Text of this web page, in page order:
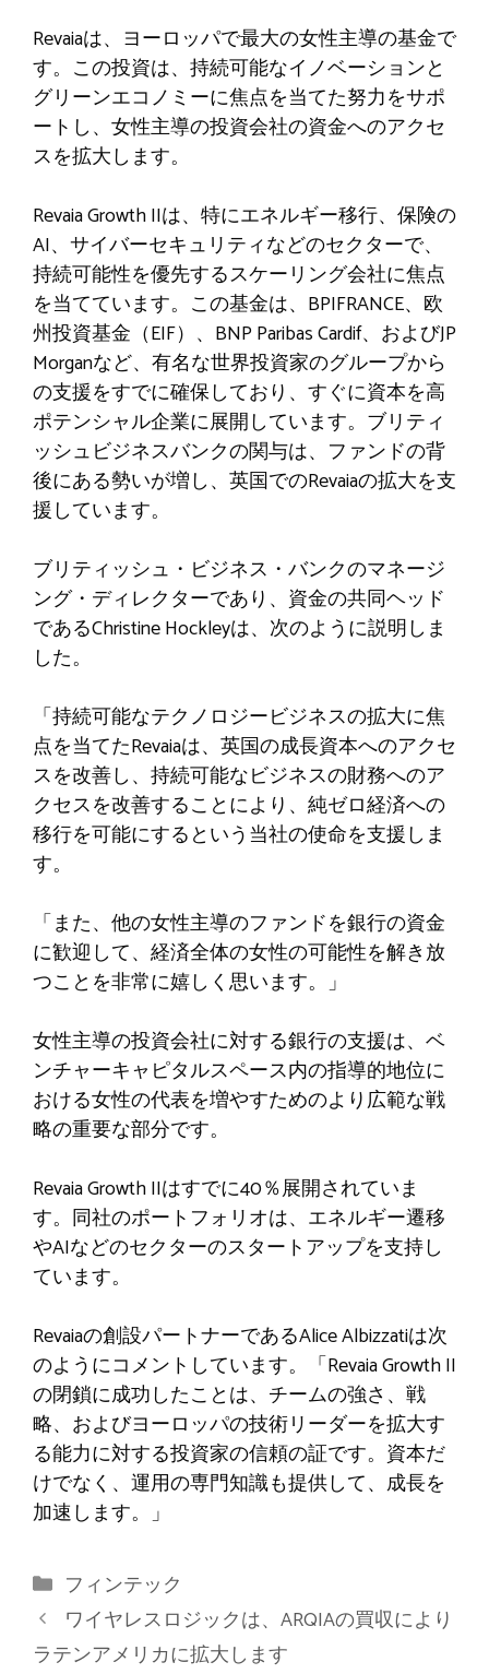
Revaiaは、ヨーロッパで最大の女性主導の基金で
す。この投資は、持続可能なイノベーションと
グリーンエコノミーに焦点を当てた努力をサポ
ートし、女性主導の投資会社の資金へのアクセ
スを拡大します。
Revaia Growth IIは、特にエネルギー移行、保険の
AI、サイバーセキュリティなどのセクターで、
持続可能性を優先するスケーリング会社に焦点
を当てています。この基金は、BPIFRANCE、欧
州投資基金（EIF）、BNP Paribas Cardif、およびJP
Morganなど、有名な世界投資家のグループから
の支援をすでに確保しており、すぐに資本を高
ポテンシャル企業に展開しています。ブリティ
ッシュビジネスバンクの関与は、ファンドの背
後にある勢いが増し、英国でのRevaiaの拡大を支
援しています。
ブリティッシュ・ビジネス・バンクのマネージ
ング・ディレクターであり、資金の共同ヘッド
であるChristine Hockleyは、次のように説明しま
した。
「持続可能なテクノロジービジネスの拡大に焦
点を当てたRevaiaは、英国の成長資本へのアクセ
スを改善し、持続可能なビジネスの財務へのア
クセスを改善することにより、純ゼロ経済への
移行を可能にするという当社の使命を支援しま
す。
「また、他の女性主導のファンドを銀行の資金
に歓迎して、経済全体の女性の可能性を解き放
つことを非常に嬉しく思います。」
女性主導の投資会社に対する銀行の支援は、ベ
ンチャーキャピタルスペース内の指導的地位に
おける女性の代表を増やすためのより広範な戦
略の重要な部分です。
Revaia Growth IIはすでに40％展開されていま
す。同社のポートフォリオは、エネルギー遷移
やAIなどのセクターのスタートアップを支持し
ています。
Revaiaの創設パートナーであるAlice Albizzatiは次
のようにコメントしています。「Revaia Growth II
の閉鎖に成功したことは、チームの強さ、戦
略、およびヨーロッパの技術リーダーを拡大す
る能力に対する投資家の信頼の証です。資本だ
けでなく、運用の専門知識も提供して、成長を
加速します。」
カ
テ
ゴ
フィンテック
ワイヤレスロジックは、ARQIAの買収により
ラテンアメリカに拡大します